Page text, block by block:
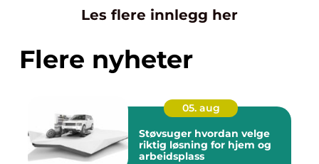
Les flere innlegg her
Flere nyheter
05. aug
Støvsuger hvordan velge
riktig løsning for hjem og
arbeidsplass